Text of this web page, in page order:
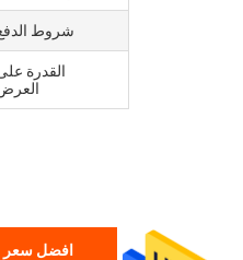
شروط
القدرة
افضل سعر